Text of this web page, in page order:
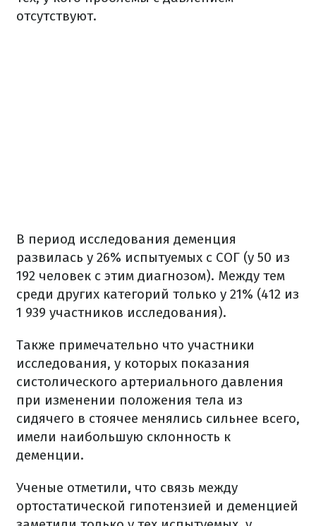
отсутствуют.
В период исследования деменция
развилась у 26% испытуемых с СОГ (у 50 из
192 человек с этим диагнозом). Между тем
среди других категорий только у 21% (412 из
1 939 участников исследования).
Также примечательно что участники
исследования, у которых показания
систолического артериального давления
при изменении положения тела из
сидячего в стоячее менялись сильнее всего,
имели наибольшую склонность к
деменции.
Ученые отметили, что связь между
ортостатической гипотензией и деменцией